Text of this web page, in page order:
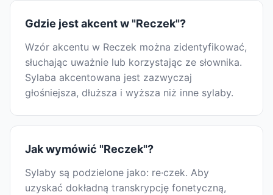
Gdzie jest akcent w "Reczek"?
Wzór akcentu w Reczek można zidentyfikować,
słuchając uważnie lub korzystając ze słownika.
Sylaba akcentowana jest zazwyczaj
głośniejsza, dłuższa i wyższa niż inne sylaby.
Jak wymówić "Reczek"?
Sylaby są podzielone jako: re·czek. Aby
uzyskać dokładną transkrypcję fonetyczną,